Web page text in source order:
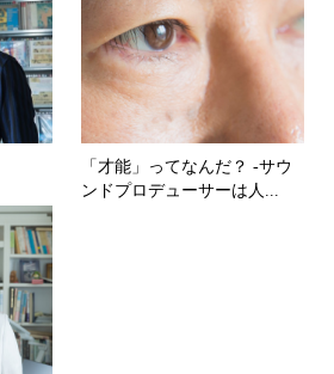
「才能」ってなんだ？ -サウ
ンドプロデューサーは人...